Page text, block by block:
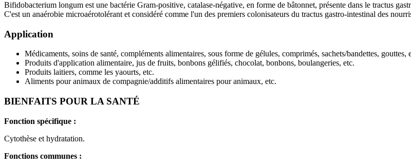
Bifidobacterium longum est une bactérie Gram-positive, catalase-négative, en forme de bâtonnet, présente dans le tractus
C'est un anaérobie microaérotolérant et considéré comme l'un des premiers colonisateurs du tractus gastro-intestinal des
Application
Médicaments, soins de santé, compléments alimentaires, sous forme de gélules, comprimés, sachets/bandettes, gouttes,
Produits d'application alimentaire, jus de fruits, bonbons gélifiés, chocolat, bonbons, boulangeries, etc.
Produits laitiers, comme les yaourts, etc.
Aliments pour animaux de compagnie/additifs alimentaires pour animaux, etc.
BIENFAITS POUR LA SANTÉ
Fonction spécifique :
Cytothèse et hydratation.
Fonctions communes :